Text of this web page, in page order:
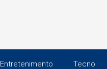
Entretenimento